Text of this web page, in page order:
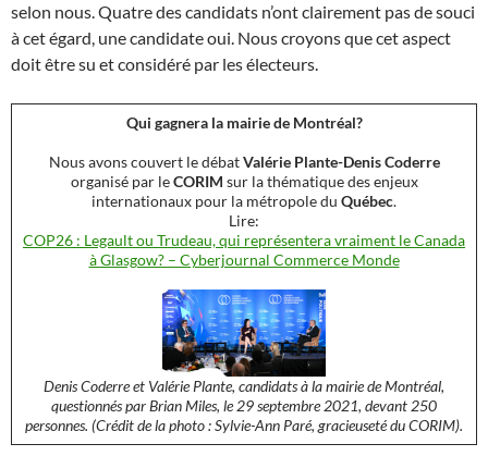
selon nous. Quatre des candidats n’ont clairement pas de souci
à cet égard, une candidate oui. Nous croyons que cet aspect
doit être su et considéré par les électeurs.
Qui gagnera la mairie de Montréal?
Nous avons couvert le débatValérie Plante-Denis Coderre
organisé par leCORIM sur la thématique des enjeux
internationaux pour la métropole du Québec.
Lire:
COP26 : Legault ou Trudeau, qui représentera vraiment le Canada
à Glasgow? – Cyberjournal Commerce Monde
Denis Coderre et Valérie Plante, candidats à la mairie de Montréal,
questionnés par Brian Miles, le 29 septembre 2021, devant 250
personnes. (Crédit de la photo : Sylvie-Ann Paré, gracieuseté du CORIM).